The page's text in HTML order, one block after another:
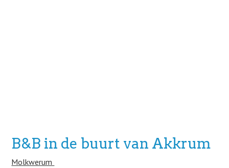
B&B in de buurt van Akkrum
Molkwerum